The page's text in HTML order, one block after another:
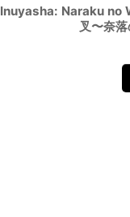
Inuyasha: Naraku no
叉〜奈